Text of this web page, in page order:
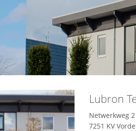
Lubron
Netwerkweg 2
7251 KV